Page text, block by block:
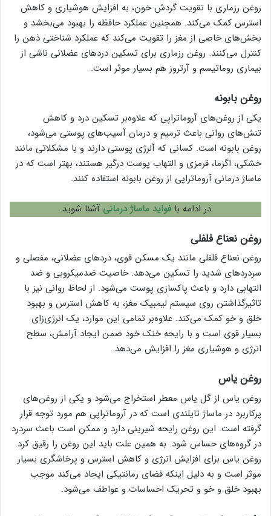
روغن رزماری با تقویت گردش خون، به افزایش هوشیاری و کاهش
استرس کمک می‌کند. همچنین عملکرد حافظه را بهبود می‌بخشد و
بخش‌های خاصی از مغز را تقویت می‌کند که عملکرد شناختی ذهن را
کنترل می‌کنند. روغن رزماری برای تسکین دردهای عضلانی ناشی از
بیماری روماتیسم و آرتروز هم بسیار موثر است.
روغن بابونه
یکی از روغن‌های آروماتراپی که علاوه‌بر تسکین درد و کاهش
تنش‌های روانی باعث ترمیم و درمان آسیب‌های پوستی می‌شود،
روغن بابونه است. کسانی که آلرژی پوستی دارند و با مشکلاتی مانند
خشکی، اگزما، قرمزی و التهاب پوست درگیر هستند، بهتر است که در
ماساژ درمانی آروماتراپی از روغن بابونه استفاده کنند.
در ادامه با فواید ماساژ درمانی آشنا شوید.
روغن نعناع فلفلی
روغن نعناع فلفلی مانند یک مسکن قوی، دردهای عضلانی، مفصلی و
سردردهای شدید را تسکین می‌دهد. خاصیت ضدمیکروبی و ضد
التهابی دارد و باعث پاکسازی پوست می‌شود. از لحاظ روانی نیز با
تاثیرگذاشتن روی سیستم لیمبیک مغز، به کاهش استرس و بهبود
خلق و خو کمک می‌کند. علاوه‌بر تمامی این موارد، یک انرژی‌زای
بسیار قوی است و با رایحه خنک خود ضمن ایجاد آرامش، سطح
انرژی و هوشیاری مغز را افزایش می‌دهد.
روغن یاس
روغن یاس از گل یاس معطر استخراج می‌شود و یکی از روغن‌های
پرکاربرد در ماساژ تایلندی است که در آروماتراپی هم مورد توجه قرار
گرفته است. این روغن رایحه شیرینی دارد و ممکن است باعث سردرد
در گروه‌های حساس شود. به همین علت باید این روغن را رقیق کرد.
روغن یاس برای افزایش انرژی و کاهش استرس و پرخاشگری بسیار
موثر است و به دلیل اینکه فضای رمانتیکی ایجاد می‌کند موجب
بهبود خلق و خو و تحریک‌ احساسات و عواطف می‌شود.